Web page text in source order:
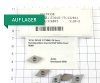
AUF LAGER